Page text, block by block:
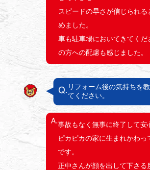
スピードの早さが信じられる
めました。
車も駐車場においてきてくだ
の方への配慮も感じました。
リフォーム後の気持ちを教
てください。
事故もなく無事に終了して安
ピカピカの家に生まれかわっ
です。
正中さんが顔を出して下さる